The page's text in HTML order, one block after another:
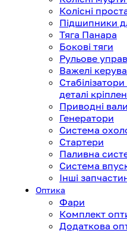
Колісні
Підшипники
Тяга Панара
Бокові тяги
Рульове
Важелі
деталі
Приводні вали
Генератори
Система
Стартери
Паливна
Система
Інші
Оптика
Фари
Комплект
Додаткова